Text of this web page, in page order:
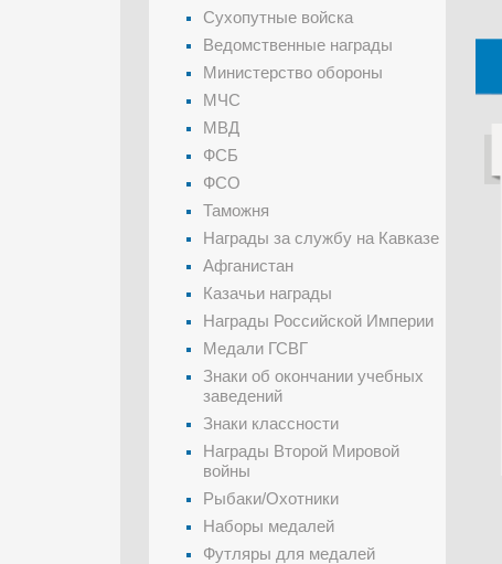
Сухопутные войска
Ведомственные награды
Министерство обороны
МЧС
МВД
ФСБ
ФСО
Таможня
Награды за службу на Кавказе
Афганистан
Казачьи награды
Награды Российской Империи
Медали ГСВГ
Знаки об окончании учебных
заведений
Знаки классности
Награды Второй Мировой
войны
Рыбаки/Охотники
Наборы медалей
Футляры для медалей